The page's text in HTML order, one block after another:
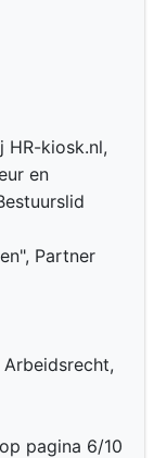
HR-kiosk.nl,
en
Partner
Arbeidsrecht,
pagina 6/10